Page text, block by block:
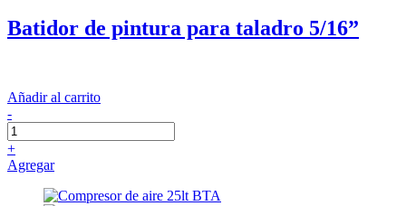
Batidor de pintura para taladro 5/16”
Añadir al carrito
-
+
Agregar